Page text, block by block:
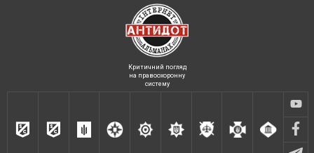
Критичний погляд
на правоохоронну
систему